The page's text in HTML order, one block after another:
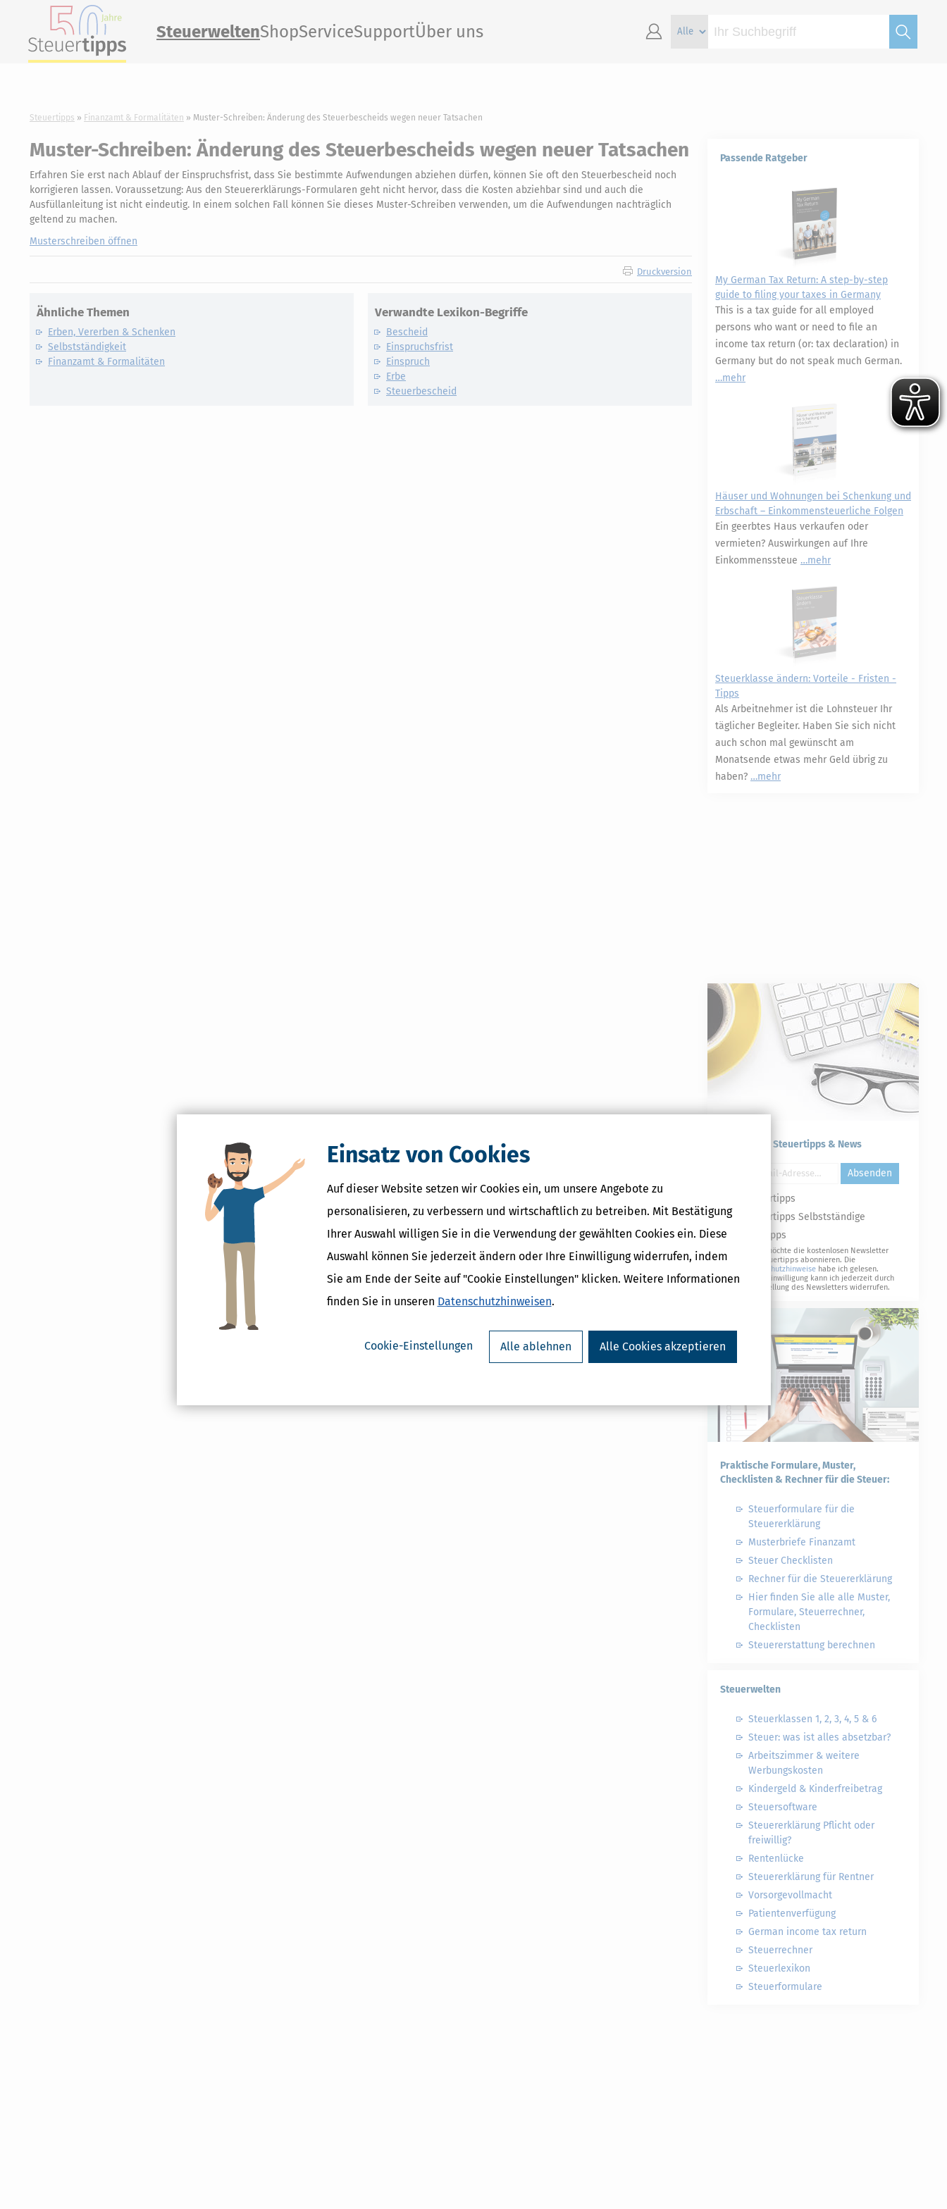
Einsatz von Cookies
Auf dieser Website setzen wir Cookies ein, um unsere Angebote zu
personalisieren, zu verbessern und wirtschaftlich zu betreiben. Mit Bestätigung
Ihrer Auswahl willigen Sie in die Verwendung der gewählten Cookies ein. Diese
Auswahl können Sie jederzeit ändern oder Ihre Einwilligung widerrufen, indem
Sie am Ende der Seite auf "Cookie Einstellungen" klicken. Weitere Informationen
finden Sie in unseren Datenschutzhinweisen.
Cookie-Einstellungen Alle ablehnen Alle Cookies akzeptieren
SteuerweltenShopServiceSupportÜber uns
Steuertipps Finanzamt & Formalitäten Muster-Schreiben: Änderung des Steuerbescheids wegen neuer Tatsachen
Muster-Schreiben: Änderung des Steuerbescheids wegen neuer Tatsachen
Erfahren Sie erst nach Ablauf der Einspruchsfrist, dass Sie bestimmte Aufwendungen abziehen dürfen, können Sie oft den Steuerbescheid noch
korrigieren lassen. Voraussetzung: Aus den Steuererklärungs-Formularen geht nicht hervor, dass die Kosten abziehbar sind und auch die
Ausfüllanleitung ist nicht eindeutig. In einem solchen Fall können Sie dieses Muster-Schreiben verwenden, um die Aufwendungen nachträglich
geltend zu machen.
Musterschreiben öffnen
Druckversion
Ähnliche Themen
Erben, Vererben & Schenken
Selbstständigkeit
Finanzamt & Formalitäten
Verwandte Lexikon-Begriffe
Bescheid
Einspruchsfrist
Einspruch
Erbe
Steuerbescheid
Passende Ratgeber
My German Tax Return: A step-by-step
guide to filing your taxes in Germany
This is a tax guide for all employed
persons who want or need to file an
income tax return (or: tax declaration) in
Germany but do not speak much German.
mehr
Häuser und Wohnungen bei Schenkung und
Erbschaft – Einkommensteuerliche Folgen
Ein geerbtes Haus verkaufen oder
vermieten? Auswirkungen auf Ihre
Einkommenssteue
mehr
Steuerklasse ändern: Vorteile - Fristen -
Tipps
Als Arbeitnehmer ist die Lohnsteuer Ihr
täglicher Begleiter. Haben Sie sich nicht
auch schon mal gewünscht am
Monatsende etwas mehr Geld übrig zu
haben?
mehr
Kostenlose Steuertipps & News
Absenden
Steuertipps
Steuertipps Selbstständige
Geldtipps
Ja, ich möchte die kostenlosen Newsletter
von Steuertipps abonnieren. Die
Datenschutzhinweise habe ich gelesen.
Meine Einwilligung kann ich jederzeit durch
Abbestellung des Newsletters widerrufen.
Praktische Formulare, Muster,
Checklisten & Rechner für die Steuer:
Steuerformulare für die
Steuererklärung
Musterbriefe Finanzamt
Steuer Checklisten
Rechner für die Steuererklärung
Hier finden Sie alle alle Muster,
Formulare, Steuerrechner,
Checklisten
Steuererstattung berechnen
Steuerwelten
Steuerklassen 1, 2, 3, 4, 5 & 6
Steuer: was ist alles absetzbar?
Arbeitszimmer & weitere
Werbungskosten
Kindergeld & Kinderfreibetrag
Steuersoftware
Steuererklärung Pflicht oder
freiwillig?
Rentenlücke
Steuererklärung für Rentner
Vorsorgevollmacht
Patientenverfügung
German income tax return
Steuerrechner
Steuerlexikon
Steuerformulare